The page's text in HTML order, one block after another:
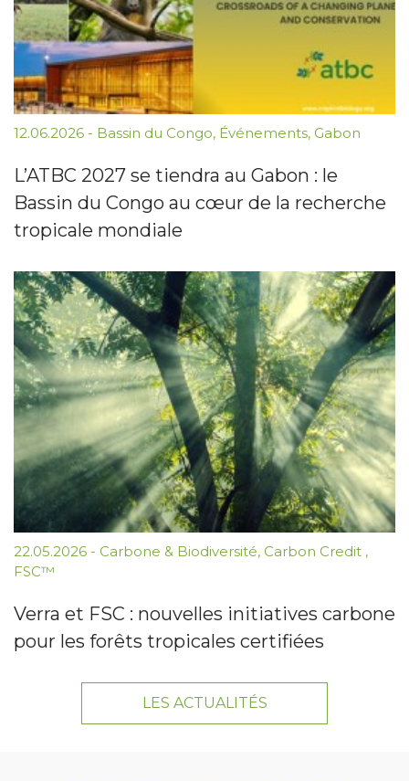
12.06.2026 - Bassin du Congo, Événements, Gabon
L’ATBC 2027 se tiendra au Gabon : le
Bassin du Congo au cœur de la recherche
tropicale mondiale
22.05.2026 - Carbone & Biodiversité, Carbon Credit ,
FSC™
Verra et FSC : nouvelles initiatives carbone
pour les forêts tropicales certifiées
LES ACTUALITÉS